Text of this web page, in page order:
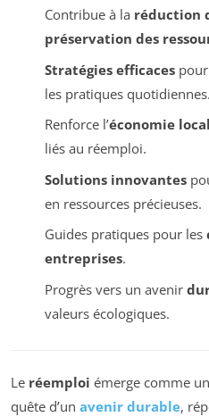
Contribue à la réduction
préservation des
Stratégies efficacespour
les pratiques quotidiennes.
Renforce l’économie
liés au réemploi.
Solutions innovantes
en ressources précieuses.
Guides pratiques pour les
entreprises.
Progrès vers un avenir
valeurs écologiques.
Le réemploi émerge comme
quête d’un avenir durable,